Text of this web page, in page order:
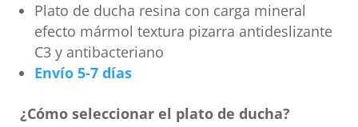
Plato de ducha resina con carga mineral
efecto mármol textura pizarra antideslizante
C3 y antibacteriano
Envío 5-7 días
¿Cómo seleccionar el plato de ducha?